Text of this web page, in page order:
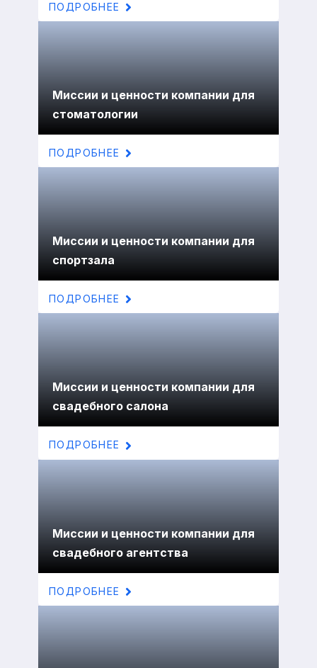
ПОДРОБНЕЕ
Миссии и ценности компании для
стоматологии
ПОДРОБНЕЕ
Миссии и ценности компании для
спортзала
ПОДРОБНЕЕ
Миссии и ценности компании для
свадебного салона
ПОДРОБНЕЕ
Миссии и ценности компании для
свадебного агентства
ПОДРОБНЕЕ